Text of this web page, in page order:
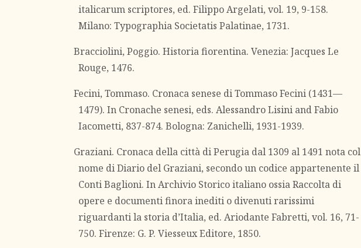
italicarum scriptores, ed. Filippo Argelati, vol. 19, 9-158.
Milano: Typographia Societatis Palatinae, 1731.
Bracciolini, Poggio. Historia fiorentina. Venezia: Jacques Le
Rouge, 1476.
Fecini, Tommaso. Cronaca senese di Tommaso Fecini (1431—
1479). In Cronache senesi, eds. Alessandro Lisini and Fabio
Iacometti, 837-874. Bologna: Zanichelli, 1931-1939.
Graziani. Cronaca della città di Perugia dal 1309 al 1491 nota col
nome di Diario del Graziani, secondo un codice appartenente il
Conti Baglioni. In Archivio Storico italiano ossia Raccolta di
opere e documenti finora inediti o divenuti rarissimi
riguardanti la storia d’Italia, ed. Ariodante Fabretti, vol. 16, 71-
750. Firenze: G. P. Viesseux Editore, 1850.